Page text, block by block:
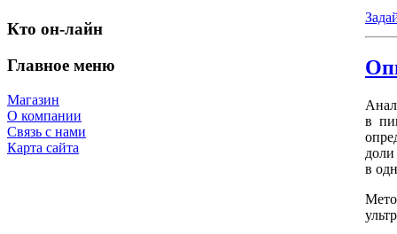
Кто он-лайн
Главное меню
Магазин
О компании
Связь с нами
Карта сайта
в
в